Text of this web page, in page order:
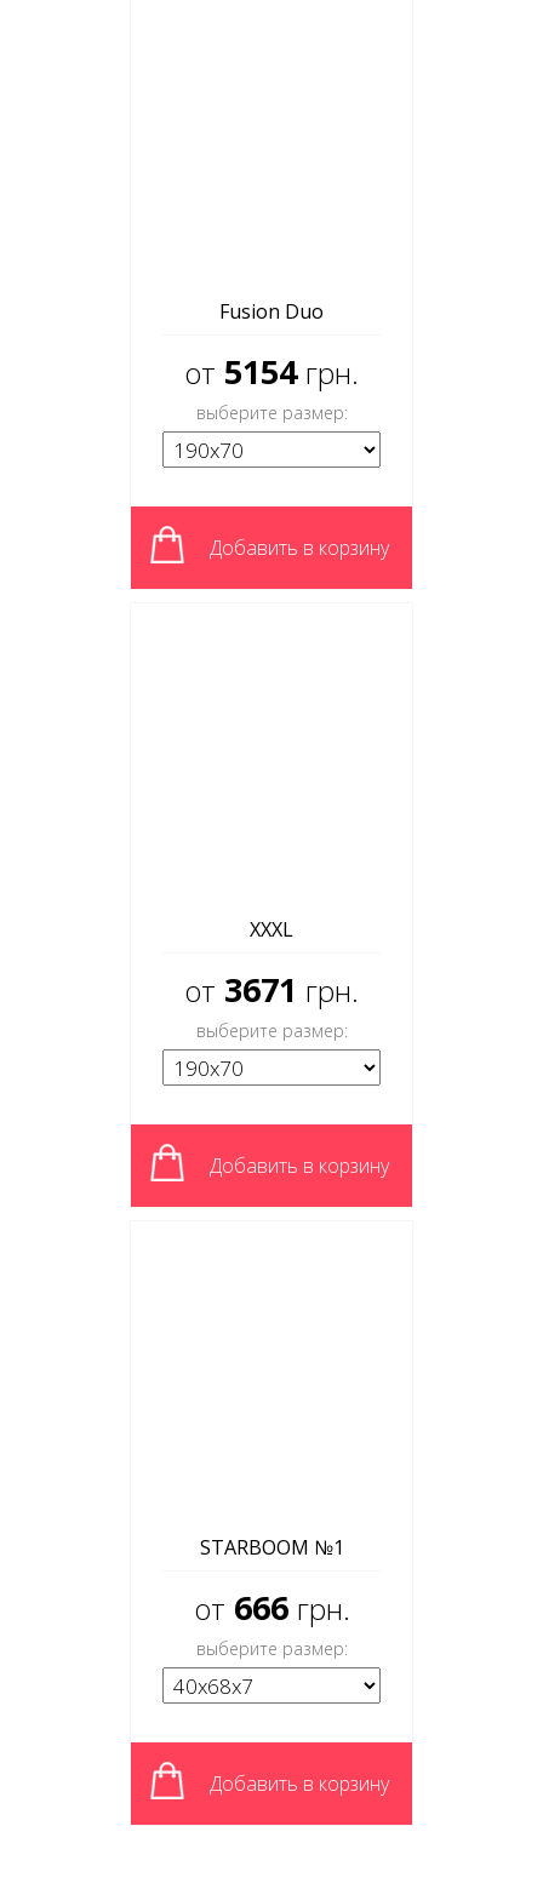
Fusion Duo
от 5154 грн.
выберите размер:
Добавить в корзину
XXXL
от 3671 грн.
выберите размер:
Добавить в корзину
STARBOOM №1
от 666 грн.
выберите размер:
Добавить в корзину